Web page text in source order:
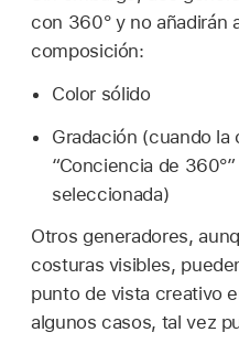
con 360° y no añadirán
composición:
Color sólido
Gradación (cuando la
“Conciencia de
seleccionada)
Otros generadores,
costuras visibles,
punto de vista creativo
algunos casos, tal vez